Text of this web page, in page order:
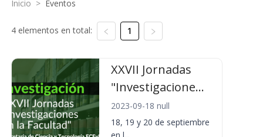
Inicio > Eventos
4 elementos en total: 1
XXVII Jornadas
"Investigacione...
2023-09-18 null
18, 19 y 20 de septiembre